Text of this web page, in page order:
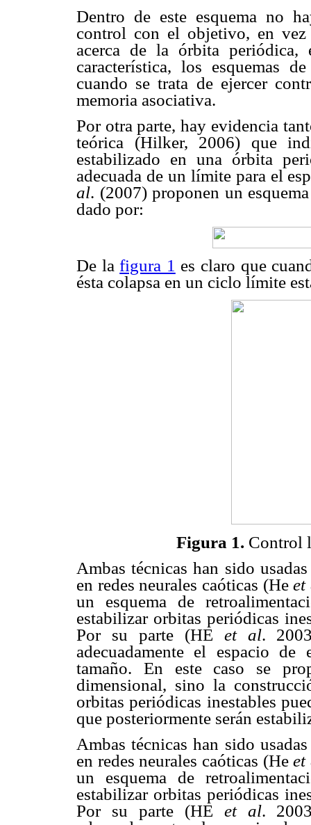
Dentro de este esquema no
control con el objetivo, en
acerca de la órbita
característica, los esquemas
cuando se trata de ejercer
memoria asociativa.
Por otra parte, hay evidencia
teórica (Hilker, 2006) que
estabilizado en una órbita
adecuada de un límite para el
al. (2007) proponen un
dado por:
De lafigura 1 es claro que
ésta colapsa en un ciclo límite
Figura 1. Control
Ambas técnicas han sido
en redes neurales caóticas (Heet
un esquema de
estabilizar orbitas periódicas
Por su parte (HE et al.
adecuadamente el espacio
tamaño. En este caso se
dimensional, sino la
orbitas periódicas inestables
que posteriormente serán
Ambas técnicas han sido
en redes neurales caóticas (Heet
un esquema de
estabilizar orbitas periódicas
Por su parte (HE et al.